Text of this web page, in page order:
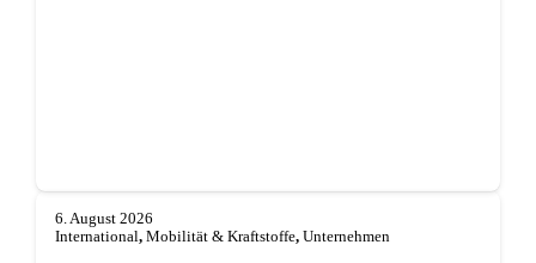
6. August 2026
International, Mobilität & Kraftstoffe, Unternehmen